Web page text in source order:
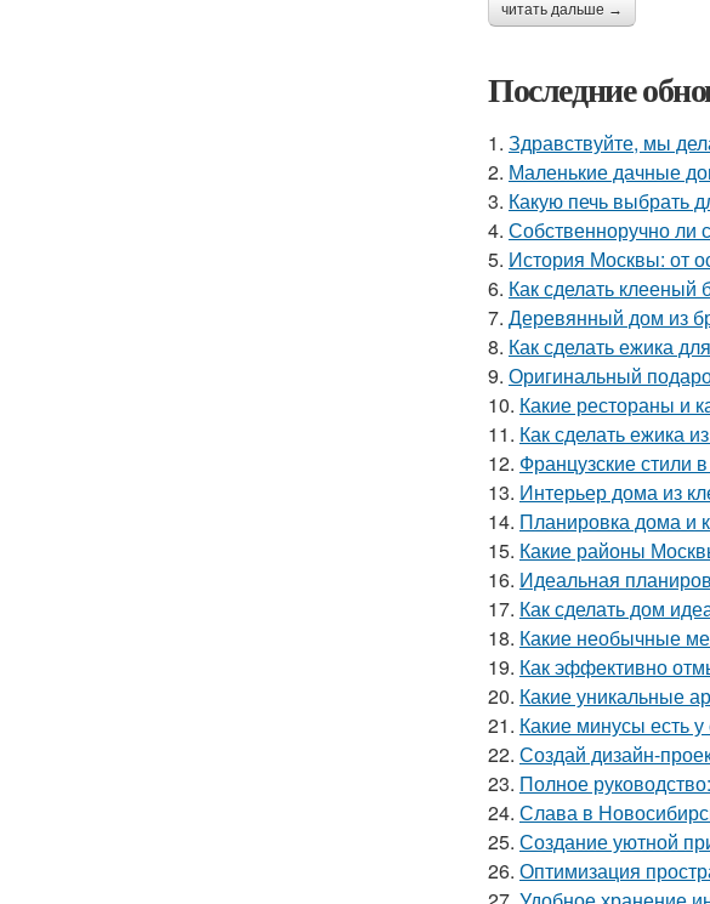
читать дальше →
Последние
1. Здравствуйте, мы
2. Маленькие дачные
3. Какую печь выбрать
4. Собственноручно ли
5. История Москвы: от
6. Как сделать клееный
7. Деревянный дом из
8. Как сделать ежика
9. Оригинальный
10. Какие рестораны и
11. Как сделать ежика
12. Французские стили
13. Интерьер дома из
14. Планировка дома и
15. Какие районы
16. Идеальная
17. Как сделать дом
18. Какие необычные
19. Как эффективно
20. Какие уникальные
21. Какие минусы есть
22. Создай дизайн-
23. Полное
24. Слава в
25. Создание уютной
26. Оптимизация